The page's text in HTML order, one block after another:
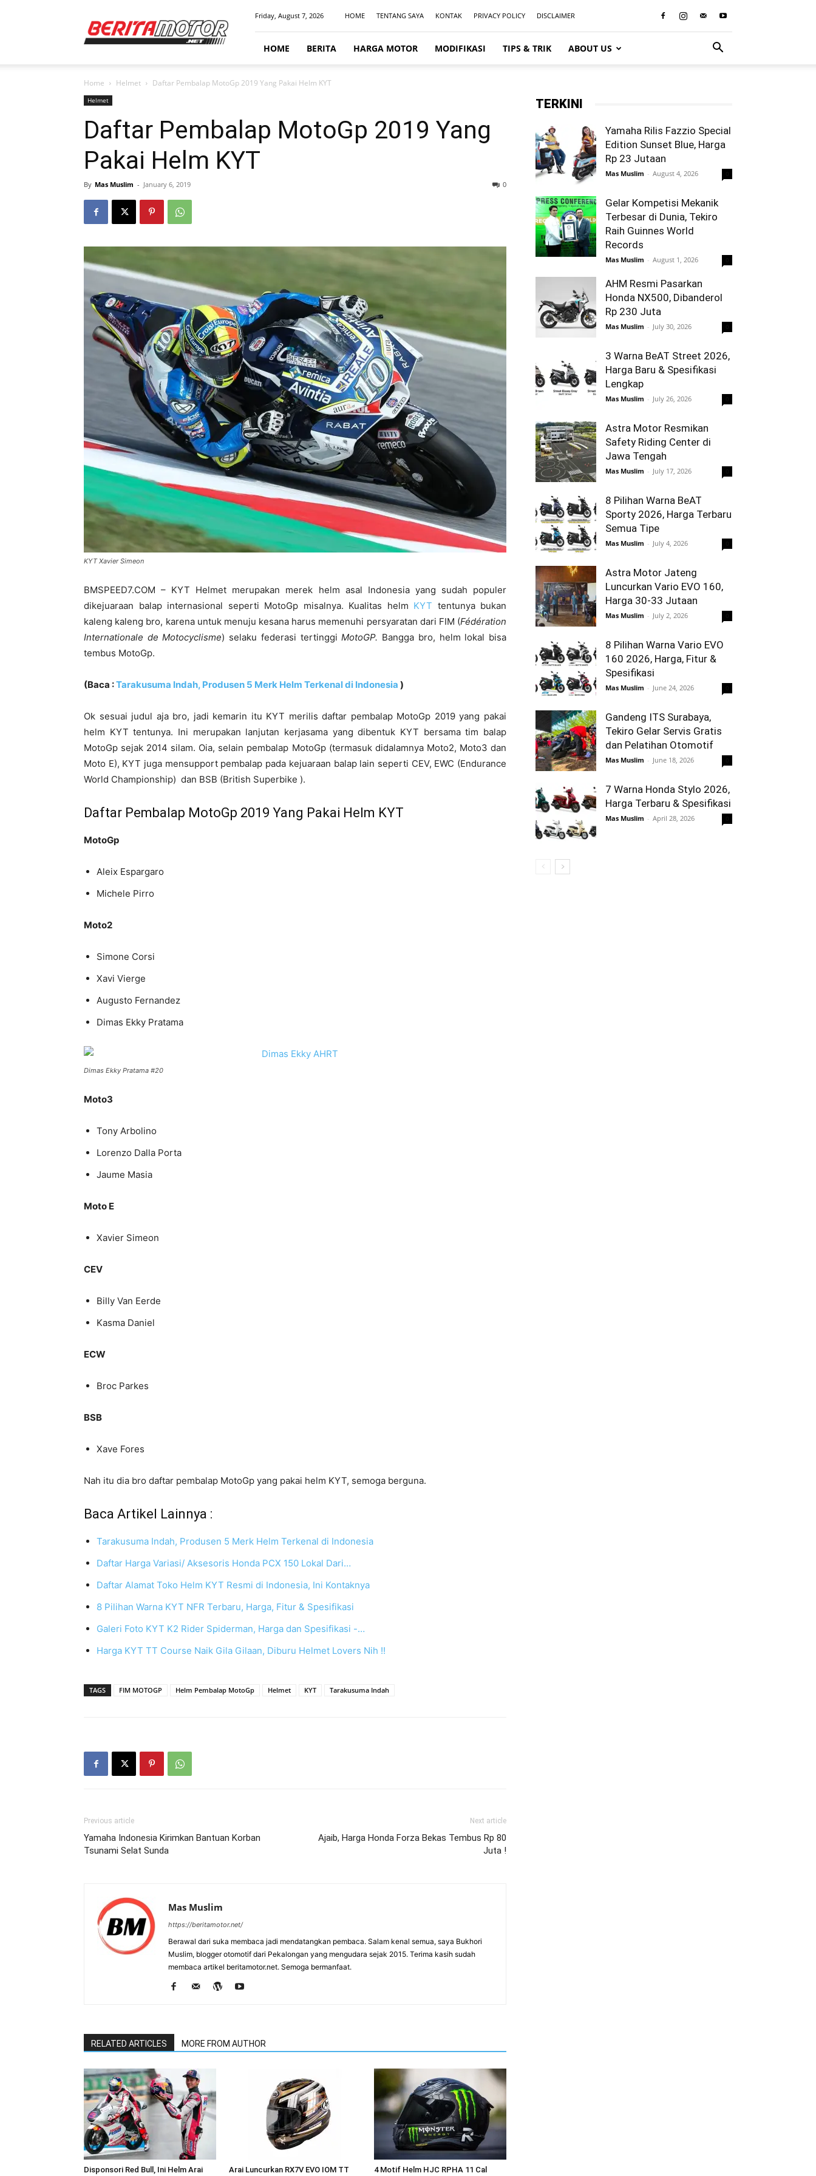
Friday, August 7, 2026 HOME TENTANG SAYA KONTAK PRIVACY POLICY DISCLAIMER
HOME BERITA HARGA MOTOR MODIFIKASI TIPS & TRIK ABOUT US
Home Helmet Daftar Pembalap MotoGp 2019 Yang Pakai Helm KYT
Helmet
Daftar Pembalap MotoGp 2019 Yang
Pakai Helm KYT
By Mas Muslim - January 6, 2019 0
KYT Xavier Simeon
BMSPEED7.COM – KYT Helmet merupakan merek helm asal Indonesia yang sudah populer
dikejuaraan balap internasional seperti MotoGp misalnya. Kualitas helm KYT tentunya bukan
kaleng kaleng bro, karena untuk menuju kesana harus memenuhi persyaratan dari FIM (Fédération
Internationale de Motocyclisme) selaku federasi tertinggiMotoGP. Bangga bro, helm lokal bisa
tembus MotoGp.
(Baca :Tarakusuma Indah, Produsen 5 Merk Helm Terkenal di Indonesia )
Ok sesuai judul aja bro, jadi kemarin itu KYT merilis daftar pembalap MotoGp 2019 yang pakai
helm KYT tentunya. Ini merupakan lanjutan kerjasama yang dibentuk KYT bersama tim balap
MotoGp sejak 2014 silam. Oia, selain pembalap MotoGp (termasuk didalamnya Moto2, Moto3 dan
Moto E), KYT juga mensupport pembalap pada kejuaraan balap lain seperti CEV, EWC (Endurance
World Championship) dan BSB (British Superbike ).
Daftar Pembalap MotoGp 2019 Yang Pakai Helm KYT
MotoGp
Aleix Espargaro
Michele Pirro
Moto2
Simone Corsi
Xavi Vierge
Augusto Fernandez
Dimas Ekky Pratama
Dimas Ekky Pratama #20
Moto3
Tony Arbolino
Lorenzo Dalla Porta
Jaume Masia
Moto E
Xavier Simeon
CEV
Billy Van Eerde
Kasma Daniel
ECW
Broc Parkes
BSB
Xave Fores
Nah itu dia bro daftar pembalap MotoGp yang pakai helm KYT, semoga berguna.
Baca Artikel Lainnya :
Tarakusuma Indah, Produsen 5 Merk Helm Terkenal di Indonesia
Daftar Harga Variasi/ Aksesoris Honda PCX 150 Lokal Dari…
Daftar Alamat Toko Helm KYT Resmi di Indonesia, Ini Kontaknya
8 Pilihan Warna KYT NFR Terbaru, Harga, Fitur & Spesifikasi
Galeri Foto KYT K2 Rider Spiderman, Harga dan Spesifikasi -…
Harga KYT TT Course Naik Gila Gilaan, Diburu Helmet Lovers Nih !!
TAGS FIM MOTOGP Helm Pembalap MotoGp Helmet KYT Tarakusuma Indah
Previous article
Yamaha Indonesia Kirimkan Bantuan Korban
Tsunami Selat Sunda
Next article
Ajaib, Harga Honda Forza Bekas Tembus Rp 80
Juta !
Mas Muslim
https://beritamotor.net/
Berawal dari suka membaca jadi mendatangkan pembaca. Salam kenal semua, saya Bukhori
Muslim, blogger otomotif dari Pekalongan yang mengudara sejak 2015. Terima kasih sudah
membaca artikel beritamotor.net. Semoga bermanfaat.
RELATED ARTICLES MORE FROM AUTHOR
Disponsori Red Bull, Ini Helm Arai Arai Luncurkan RX7V EVO IOM TT 4 Motif Helm HJC RPHA 11 Cal
TERKINI
Yamaha Rilis Fazzio Special
Edition Sunset Blue, Harga
Rp 23 Jutaan
Mas Muslim - August 4, 2026
Gelar Kompetisi Mekanik
Terbesar di Dunia, Tekiro
Raih Guinnes World
Records
Mas Muslim - August 1, 2026
AHM Resmi Pasarkan
Honda NX500, Dibanderol
Rp 230 Juta
Mas Muslim - July 30, 2026
3 Warna BeAT Street 2026,
Harga Baru & Spesifikasi
Lengkap
Mas Muslim - July 26, 2026
Astra Motor Resmikan
Safety Riding Center di
Jawa Tengah
Mas Muslim - July 17, 2026
8 Pilihan Warna BeAT
Sporty 2026, Harga Terbaru
Semua Tipe
Mas Muslim - July 4, 2026
Astra Motor Jateng
Luncurkan Vario EVO 160,
Harga 30-33 Jutaan
Mas Muslim - July 2, 2026
8 Pilihan Warna Vario EVO
160 2026, Harga, Fitur &
Spesifikasi
Mas Muslim - June 24, 2026
Gandeng ITS Surabaya,
Tekiro Gelar Servis Gratis
dan Pelatihan Otomotif
Mas Muslim - June 18, 2026
7 Warna Honda Stylo 2026,
Harga Terbaru & Spesifikasi
Mas Muslim - April 28, 2026